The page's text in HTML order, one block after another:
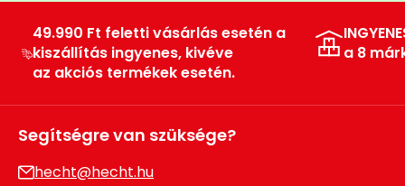
49.990 Ft feletti vásárlás esetén a
kiszállítás ingyenes, kivéve
az akciós termékek esetén.
a 8
Segítségre van szüksége?
hecht@hecht.hu